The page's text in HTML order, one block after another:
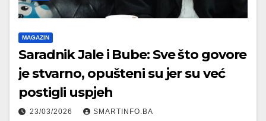
MAGAZIN
Saradnik Jale i Bube: Sve što govore
je stvarno, opušteni su jer su već
postigli uspjeh
23/03/2026 SMARTINFO.BA